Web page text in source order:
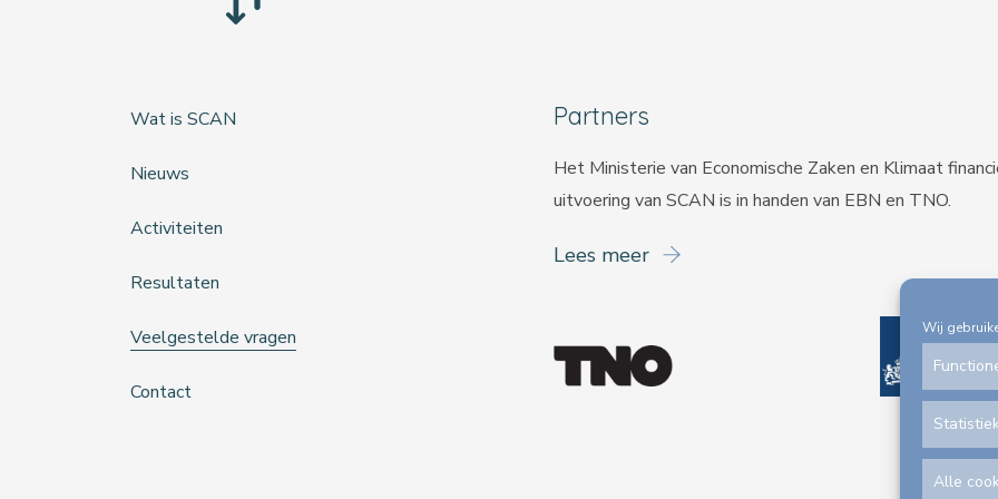
Wij
Alle
Wat is SCAN
Nieuws
Activiteiten
Resultaten
Veelgestelde vragen
Contact
Partners
Het Ministerie van Economische Zaken en Klimaat
uitvoering van SCAN is in handen van EBN en TNO.
Lees meer